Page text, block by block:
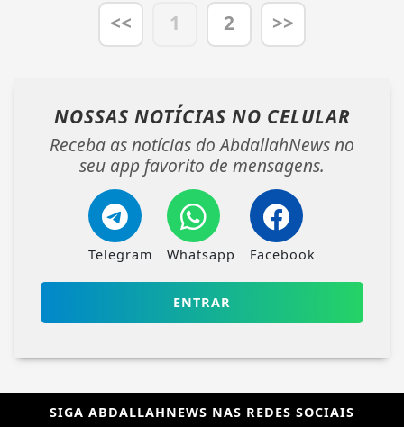
<< 1 2 >>
NOSSAS NOTÍCIAS NO CELULAR
Receba as notícias do AbdallahNews no
seu app favorito de mensagens.
Telegram Whatsapp Facebook
ENTRAR
SIGA ABDALLAHNEWS NAS REDES SOCIAIS